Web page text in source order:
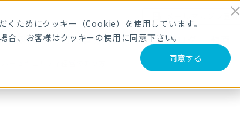
ためにクッキー（Cookie）を使用しています。
、お客様はクッキーの使用に同意下さい。
同意する
メールマガジン登録
・製品 導入事例 セミナー ブログ